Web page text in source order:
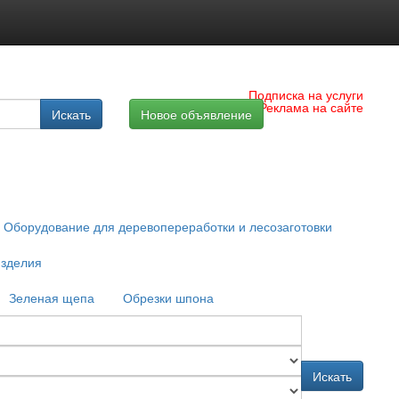
Подписка на услуги
Реклама на сайте
Искать Новое объявление
Оборудование для деревопереработки и лесозаготовки
Зеленая щепа
Обрезки шпона
Искать